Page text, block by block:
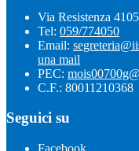
Via Resistenza
Tel: 059/774050
Email:
una mail
PEC:
C.F.: 80011210368
Seguici su
Facebook